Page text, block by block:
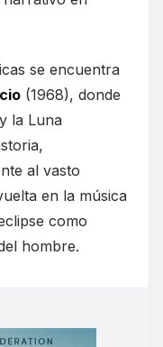
se encuentra
(1968), donde
la Luna
al vasto
en la música
como
hombre.